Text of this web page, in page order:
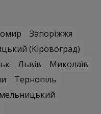
Запоріжжя
(Кіровоград)
Львів
Миколаїв
Тернопіль